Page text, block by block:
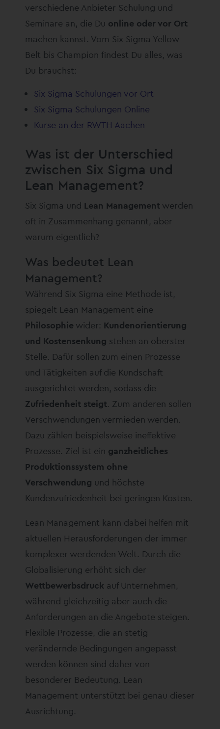
verschiedene Anbieter Schulung und
Seminare an, die Du online oder vor Ort
machen kannst. Vom Six Sigma Yellow
Belt bis Champion findest Du alles, was
Du brauchst:
Six Sigma Schulungen vor Ort
Six Sigma Schulungen Online
Kurse an der RWTH Aachen
Was ist der Unterschied
zwischen Six Sigma und
Lean Management?
Six Sigma und Lean Management werden
oft in Zusammenhang genannt, aber
warum eigentlich?
Was bedeutet Lean
Management?
Während Six Sigma eine Methode ist,
spiegelt Lean Management eine
Philosophie wider: Kundenorientierung
und Kostensenkung stehen an oberster
Stelle. Dafür sollen zum einen Prozesse
und Tätigkeiten auf die Kundschaft
ausgerichtet werden, sodass die
Zufriedenheit steigt. Zum anderen sollen
Verschwendungen vermieden werden.
Dazu zählen beispielsweise ineffektive
Prozesse. Ziel ist ein ganzheitliches
Produktionssystem ohne
Verschwendung und höchste
Kundenzufriedenheit bei geringen Kosten.
Lean Management kann dabei helfen mit
aktuellen Herausforderungen der immer
komplexer werdenden Welt. Durch die
Globalisierung erhöht sich der
Wettbewerbsdruck auf Unternehmen,
während gleichzeitig aber auch die
Anforderungen an die Angebote steigen.
Flexible Prozesse, die an stetig
verändernde Bedingungen angepasst
werden können sind daher von
besonderer Bedeutung. Lean
Management unterstützt bei genau dieser
Ausrichtung.